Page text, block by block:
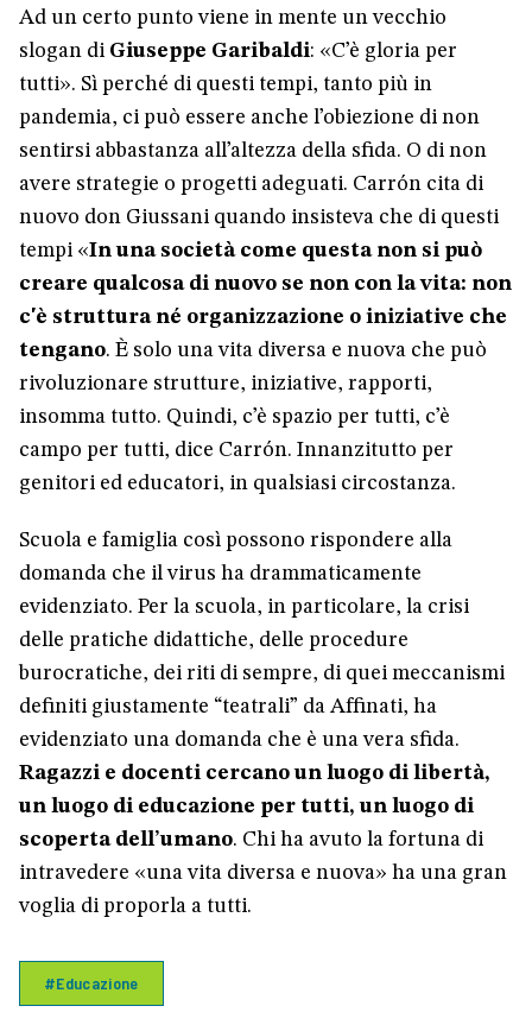
Ad un certo punto viene in mente un vecchio
slogan di Giuseppe Garibaldi: «C’è gloria per
tutti». Sì perché di questi tempi, tanto più in
pandemia, ci può essere anche l’obiezione di non
sentirsi abbastanza all’altezza della sfida. O di non
avere strategie o progetti adeguati. Carrón cita di
nuovo don Giussani quando insisteva che di questi
tempi «In una società come questa non si può
creare qualcosa di nuovo se non con la vita: non
c'è struttura né organizzazione o iniziative che
tengano. È solo una vita diversa e nuova che può
rivoluzionare strutture, iniziative, rapporti,
insomma tutto. Quindi, c’è spazio per tutti, c’è
campo per tutti, dice Carrón. Innanzitutto per
genitori ed educatori, in qualsiasi circostanza.
Scuola e famiglia così possono rispondere alla
domanda che il virus ha drammaticamente
evidenziato. Per la scuola, in particolare, la crisi
delle pratiche didattiche, delle procedure
burocratiche, dei riti di sempre, di quei meccanismi
definiti giustamente “teatrali” da Affinati, ha
evidenziato una domanda che è una vera sfida.
Ragazzi e docenti cercano un luogo di libertà,
un luogo di educazione per tutti, un luogo di
scoperta dell’umano. Chi ha avuto la fortuna di
intravedere «una vita diversa e nuova» ha una gran
voglia di proporla a tutti.
#Educazione